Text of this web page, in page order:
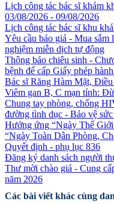
Lịch công tác bác sĩ khám
03/08/2026 - 09/08/2026
Lịch công tác bác sĩ khu
Yêu cầu báo giá - Mua sắm
nghiệm miễn dịch tự động
Thông báo chiêu sinh -
bệnh để cấp Giấy phép
Bác sĩ Răng Hàm Mặt,
Viêm gan B, C mạn tính:
Chung tay phòng, chống
đường tình dục - Bảo vệ
Hưởng ứng “Ngày Thế
“Ngày Toàn Dân Phòng,
Quyết định - phụ lục 836
Đăng ký danh sách người
Thư mời chào giá - Cung
năm 2026
Các bài viết khác cùng